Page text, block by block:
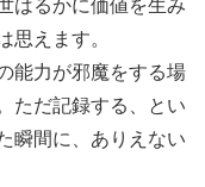
はるかに価値を生み
思えます。
能力が邪魔をする場
ただ記録する、とい
瞬間に、ありえない